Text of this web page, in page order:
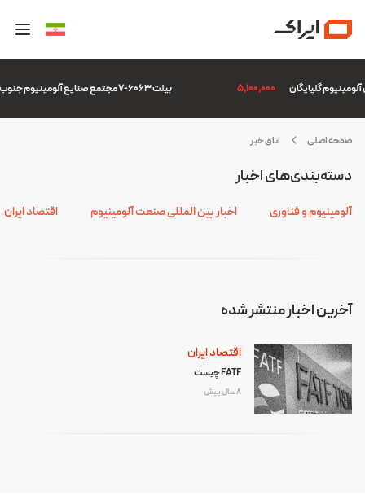
بیلت 6063-7 مجتمع صنایع آلومینیوم جنوب 5,100,000
صفحه اصلی اتاق خبر
گروه
اقدام
آخرین اخبار منتشر شده
اقتصاد ایران
FATF چیست
8 سال پیش
دسته‌بندی‌های اخبار
آلومینیوم و فناوری اخبار بین المللی صنعت آلومینیوم اقتصاد ایران